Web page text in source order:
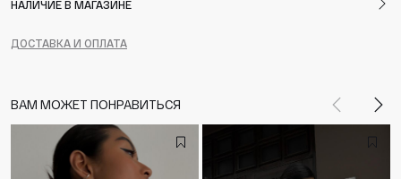
НАЛИЧИЕ В МАГАЗИНЕ
ДОСТАВКА И ОПЛАТА
ВАМ МОЖЕТ ПОНРАВИТЬСЯ Назад